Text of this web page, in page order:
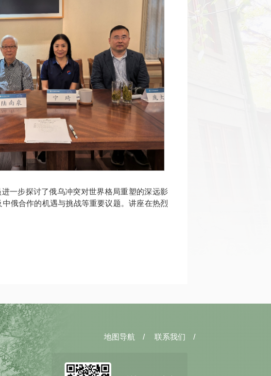
一步探讨了俄乌冲突对世界格局重塑的深远影
俄合作的机遇与挑战等重要议题。讲座在热烈
地图导航 / 联系我们 /